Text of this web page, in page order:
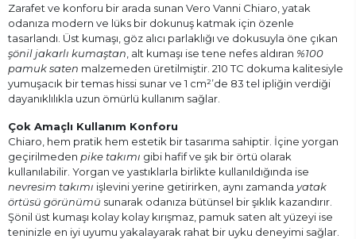
Zarafet ve konforu bir arada sunan Vero Vanni Chiaro, yatak
odanıza modern ve lüks bir dokunuş katmak için özenle
tasarlandı. Üst kumaşı, göz alıcı parlaklığı ve dokusuyla öne çıkan
şönil jakarlı kumaştan , alt kumaşı ise tene nefes aldıran %100
pamuk saten malzemeden üretilmiştir. 210 TC dokuma kalitesiyle
yumuşacık bir temas hissi sunar ve 1 cm²’de 83 tel ipliğin verdiği
dayanıklılıkla uzun ömürlü kullanım sağlar.
Çok Amaçlı Kullanım Konforu
Chiaro, hem pratik hem estetik bir tasarıma sahiptir. İçine yorgan
geçirilmeden pike takımı gibi hafif ve şık bir örtü olarak
kullanılabilir. Yorgan ve yastıklarla birlikte kullanıldığında ise
nevresim takımı işlevini yerine getirirken, aynı zamanda yatak
örtüsü görünümü sunarak odanıza bütünsel bir şıklık kazandırır.
Şönil üst kumaşı kolay kolay kırışmaz, pamuk saten alt yüzeyi ise
teninizle en iyi uyumu yakalayarak rahat bir uyku deneyimi sağlar.